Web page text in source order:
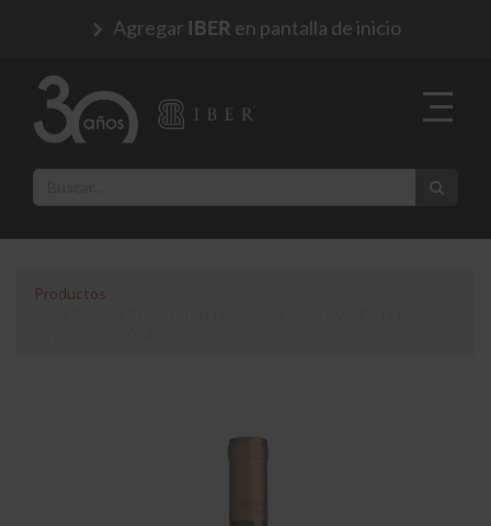
Agregar IBER en pantalla de inicio
Productos